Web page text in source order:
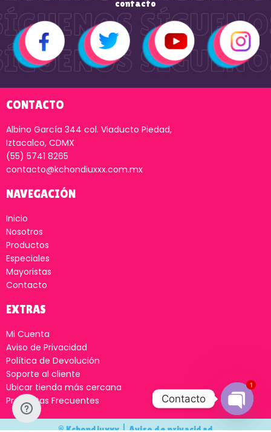
contacto
CONTACTO
Albino García 344 col. Viaducto Piedad,
Iztacalco, CDMX
(55) 5741 8265
contacto@kchondiuxxx.com.mx
NAVEGACIÓN
Inicio
Nosotros
Productos
Especiales
Mayoristas
Contacto
EXTRAS
Mi Cuenta
Aviso de Privacidad
Política de Devolución
Soporte al cliente
Ubicar tienda más cercana
Preguntas Frecuentes
© Kchondiuxxx |Aviso de privacidad
Contacto
Open
1